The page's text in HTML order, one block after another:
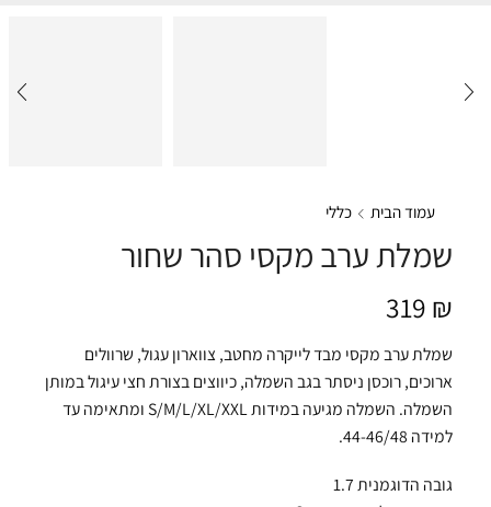
עמוד הבית כללי
שמלת ערב מקסי סהר שחור
319 ₪
שמלת ערב מקסי מבד לייקרה מחטב, צווארון עגול, שרוולים
ארוכים, רוכסן ניסתר בגב השמלה, כיווצים בצורת חצי עיגול במותן
השמלה. השמלה מגיעה במידות S/M/L/XL/XXL ומתאימה עד
למידה 44-46/48.
גובה הדוגמנית 1.7